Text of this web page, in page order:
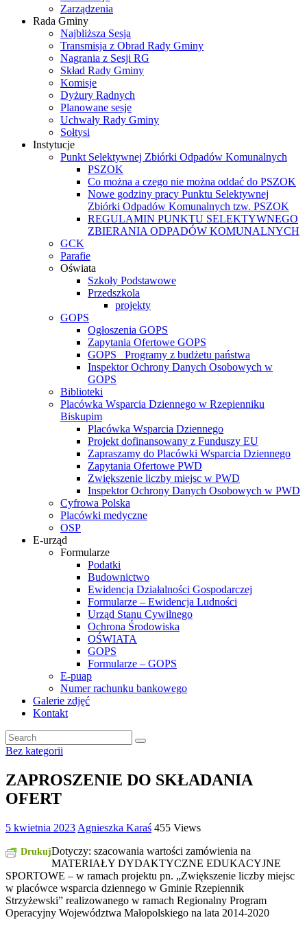
Zarządzenia
Rada Gminy
Najbliższa Sesja
Transmisja z Obrad Rady Gminy
Nagrania z Sesji RG
Skład Rady Gminy
Komisje
Dyżury Radnych
Planowane sesje
Uchwały Rady Gminy
Sołtysi
Instytucje
Punkt Selektywnej Zbiórki Odpadów Komunalnych
PSZOK
Co można a czego nie można oddać do PSZOK
Nowe godziny pracy Punktu Selektywnej
Zbiórki Odpadów Komunalnych tzw. PSZOK
REGULAMIN PUNKTU SELEKTYWNEGO
ZBIERANIA ODPADÓW KOMUNALNYCH
GCK
Parafie
Oświata
Szkoły Podstawowe
Przedszkola
projekty
GOPS
Ogłoszenia GOPS
Zapytania Ofertowe GOPS
GOPS_ Programy z budżetu państwa
Inspektor Ochrony Danych Osobowych w
GOPS
Biblioteki
Placówka Wsparcia Dziennego w Rzepienniku
Biskupim
Placówka Wsparcia Dziennego
Projekt dofinansowany z Funduszy EU
Zapraszamy do Placówki Wsparcia Dziennego
Zapytania Ofertowe PWD
Zwiększenie liczby miejsc w PWD
Inspektor Ochrony Danych Osobowych w PWD
Cyfrowa Polska
Placówki medyczne
OSP
E-urząd
Formularze
Podatki
Budownictwo
Ewidencja Działalności Gospodarczej
Formularze – Ewidencja Ludności
Urząd Stanu Cywilnego
Ochrona Środowiska
OŚWIATA
GOPS
Formularze – GOPS
E-puap
Numer rachunku bankowego
Galerie zdjęć
Kontakt
Bez kategorii
ZAPROSZENIE DO SKŁADANIA
OFERT
5 kwietnia 2023 Agnieszka Karaś 455 Views
DrukujDotyczy: szacowania wartości zamówienia na
MATERIAŁY DYDAKTYCZNE EDUKACYJNE
SPORTOWE – w ramach projektu pn. „Zwiększenie liczby miejsc
w placówce wsparcia dziennego w Gminie Rzepiennik
Strzyżewski” realizowanego w ramach Regionalny Program
Operacyjny Województwa Małopolskiego na lata 2014-2020